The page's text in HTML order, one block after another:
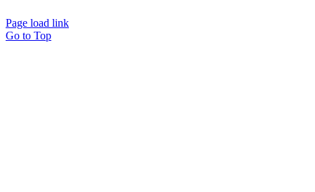
Page load link
Go to Top